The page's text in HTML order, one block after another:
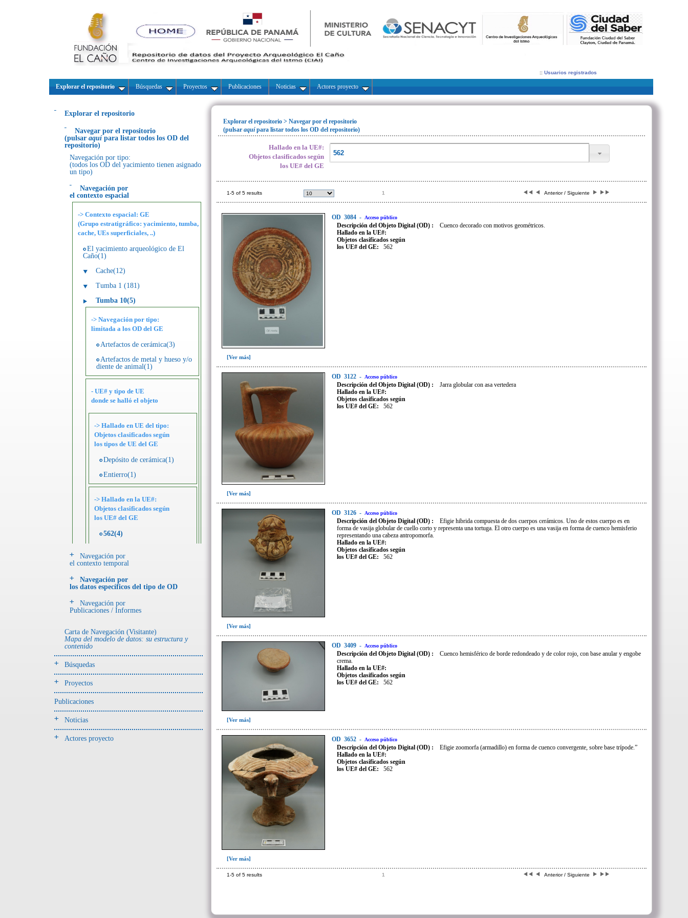
:: Usuarios registrados
Explorar el repositorio Búsquedas Proyectos Publicaciones Noticias Actores proyecto
Explorar el repositorio
Navegar por el repositorio
(pulsar aquí para listar todos los OD del
repositorio)
Navegación por tipo:
(todos los OD del yacimiento tienen asignado
un tipo)
Navegación por
el contexto espacial
-> Contexto espacial: GE
(Grupo estratigráfico: yacimiento, tumba,
cache, UEs superficiales, ..)
El yacimiento arqueológico de El
Caño(1)
Cache(12)
Tumba 1 (181)
Tumba 10(5)
-> Navegación por tipo:
limitada a los OD del GE
Artefactos de cerámica(3)
Artefactos de metal y hueso y/o
diente de animal(1)
- UE# y tipo de UE
donde se halló el objeto
-> Hallado en UE del tipo:
Objetos clasificados según
los tipos de UE del GE
Depósito de cerámica(1)
Entierro(1)
-> Hallado en la UE#:
Objetos clasificados según
los UE# del GE
562(4)
Tumba 3 (12)
Tumba 4 (201)
Tumba 6 (63)
Tumba 9 (322)
Unidad superficial (S) vinculada al
~Alineamientos de monolitos en el
~Contexto desconocido. Objeto
recuperado en la escombrera (5)
Navegación por
el contexto temporal
Navegación por
los datos específicos del tipo de OD
Navegación por
Publicaciones / Informes
Carta de Navegación (Visitante)
Mapa del modelo de datos: su estructura y
contenido
Búsquedas
Proyectos
Publicaciones
Noticias
Actores proyecto
Explorar el repositorio > Navegar por el repositorio
(pulsar aquípara listar todos los OD del repositorio)
Hallado en la UE#:
Objetos clasificados según
los UE# del GE
1-5 of 5 results 1 Anterior / Siguiente
OD 3084 - Acceso público
Descripción del Objeto Digital (OD) :
Cuenco decorado con motivos geométricos.
Hallado en la UE#:
Objetos clasificados según
los UE# del GE:
562
[Ver más]
OD 3122 - Acceso público
Descripción del Objeto Digital (OD) :
Jarra globular con asa vertedera
Hallado en la UE#:
Objetos clasificados según
los UE# del GE:
562
[Ver más]
OD 3126 - Acceso público
Descripción del Objeto Digital (OD) :
Efigie hibrida compuesta de dos cuerpos cerámicos. Uno de estos cuerpo es en
forma de vasija globular de cuello corto y representa una tortuga. El otro cuerpo es una vasija en forma de cuenco hemisferio
representando una cabeza antropomorfa.
Hallado en la UE#:
Objetos clasificados según
los UE# del GE:
562
[Ver más]
OD 3409 - Acceso público
Descripción del Objeto Digital (OD) :
Cuenco hemisférico de borde redondeado y de color rojo, con base anular y engobe
crema.
Hallado en la UE#:
Objetos clasificados según
los UE# del GE:
562
[Ver más]
OD 3652 - Acceso público
Descripción del Objeto Digital (OD) :
Efigie zoomorfa (armadillo) en forma de cuenco convergente, sobre base trípode.”
Hallado en la UE#:
Objetos clasificados según
los UE# del GE:
562
[Ver más]
1-5 of 5 results 1 Anterior / Siguiente